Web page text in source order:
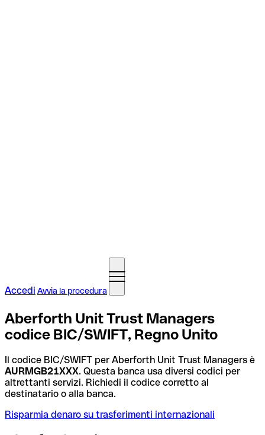
Accedi Avvia la procedura
Aberforth Unit Trust Managers
codice BIC/SWIFT, Regno Unito
Il codice BIC/SWIFT per Aberforth Unit Trust Managers è
AURMGB21XXX. Questa banca usa diversi codici per
altrettanti servizi. Richiedi il codice corretto al
destinatario o alla banca.
Risparmia denaro su trasferimenti internazionali